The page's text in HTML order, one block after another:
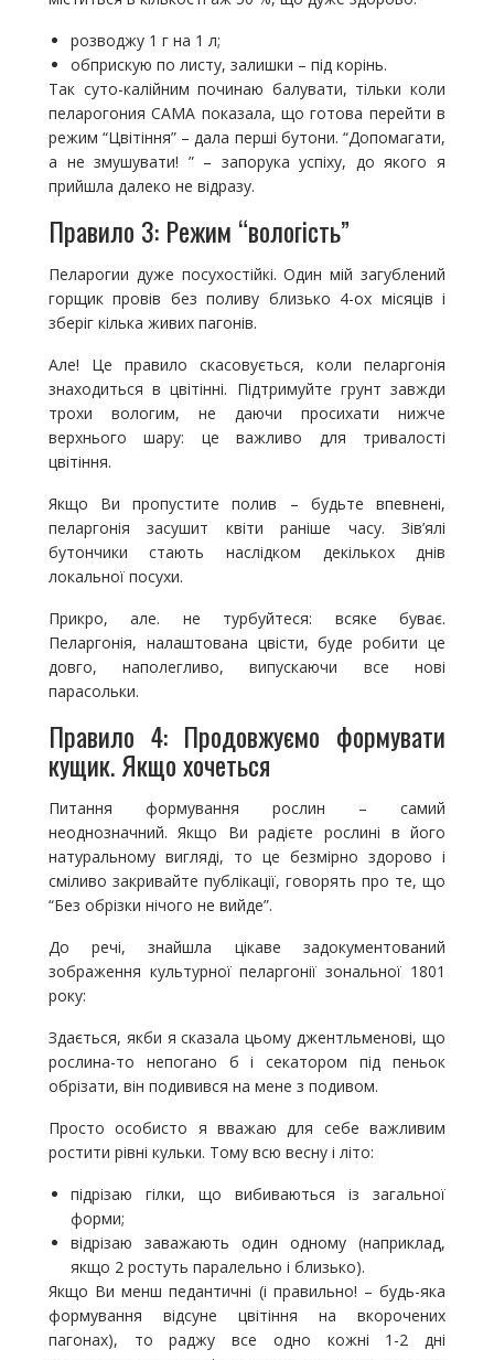
розводжу 1 г на 1 л;
обприскую по листу, залишки – під корінь.
Так суто-калійним починаю балувати, тільки коли
пеларогония САМА показала, що готова перейти в
режим “Цвітіння” – дала перші бутони. “Допомагати,
а не змушувати! ” – запорука успіху, до якого я
прийшла далеко не відразу.
Правило 3: Режим “вологість”
Пеларогии дуже посухостійкі. Один мій загублений
горщик провів без поливу близько 4-ох місяців і
зберіг кілька живих пагонів.
Але! Це правило скасовується, коли пеларгонія
знаходиться в цвітінні. Підтримуйте грунт завжди
трохи вологим, не даючи просихати нижче
верхнього шару: це важливо для тривалості
цвітіння.
Якщо Ви пропустите полив – будьте впевнені,
пеларгонія засушит квіти раніше часу. Зів’ялі
бутончики стають наслідком декількох днів
локальної посухи.
Прикро, але. не турбуйтеся: всяке буває.
Пеларгонія, налаштована цвісти, буде робити це
довго, наполегливо, випускаючи все нові
парасольки.
Правило 4: Продовжуємо формувати
кущик. Якщо хочеться
Питання формування рослин – самий
неоднозначний. Якщо Ви радієте рослині в його
натуральному вигляді, то це безмірно здорово і
сміливо закривайте публікації, говорять про те, що
“Без обрізки нічого не вийде”.
До речі, знайшла цікаве задокументований
зображення культурної пеларгонії зональної 1801
року:
Здається, якби я сказала цьому джентльменові, що
рослина-то непогано б і секатором під пеньок
обрізати, він подивився на мене з подивом.
Просто особисто я вважаю для себе важливим
ростити рівні кульки. Тому всю весну і літо:
підрізаю гілки, що вибиваються із загальної
форми;
відрізаю заважають один одному (наприклад,
якщо 2 ростуть паралельно і близько).
Якщо Ви менш педантичні (і правильно! – будь-яка
формування відсуне цвітіння на вкорочених
пагонах), то раджу все одно кожні 1-2 дні